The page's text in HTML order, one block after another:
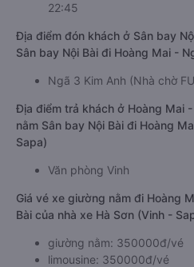
22:45
Địa điểm đón khách ở Sân bay
Sân bay Nội Bài đi Hoàng Mai -
Ngã 3 Kim Anh (Nhà chờ
Địa điểm trả khách ở Hoàng Mai
nằm Sân bay Nội Bài đi Hoàng
Sapa)
Văn phòng Vinh
Giá vé xe giường nằm đi Hoàng
Bài của nhà xe Hà Sơn (Vinh -
giường nằm: 350000đ/vé
limousine: 350000đ/vé